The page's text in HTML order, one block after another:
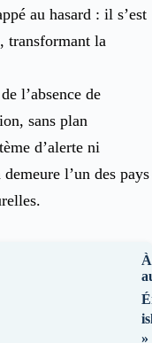
au hasard : il s’est
transformant la
l’absence de
sans plan
d’alerte ni
l’un des pays
»